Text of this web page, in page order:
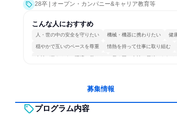
28卒 | オープン・カンパニー&キャリア教育等
こんな人におすすめ
人・世の中の安全を守りたい 機械・機器に携わりたい 健
穏やかで互いのペースを尊重 情熱を持って仕事に取り組む
女性が働きやすい環境で働ける 長く同じ会社に居続けられる
募集情報
プログラム内容